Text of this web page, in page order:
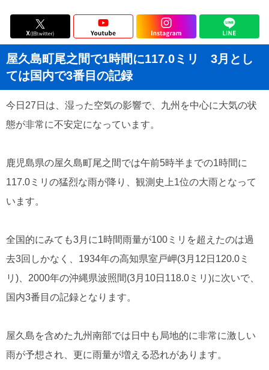
屋久島町尾之間で1時間に117.0ミリ 3月とし
ては国内で3番目の記録
今日27日は、湿った空気の影響で、九州を中心に大気の状
態が非常に不安定になっています。
鹿児島県の屋久島町尾之間では午前5時半までの1時間に
117.0ミリの猛烈な雨が降り、観測史上1位の大雨となって
います。
全国的にみても3月に1時間雨量が100ミリを超えたのは過
去3回しかなく、1934年の高知県室戸岬(3月12日120.0ミ
リ)、2000年の沖縄県波照間(3月10日118.0ミリ)に次いで、
国内3番目の記録となります。
屋久島を含めた九州南部では日中も局地的に非常に激しい
雨が予想され、更に雨量が増える恐れがあります。